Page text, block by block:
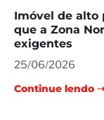
Imóvel de alto
que a Zona
exigentes
25/06/2026
Continue lendo